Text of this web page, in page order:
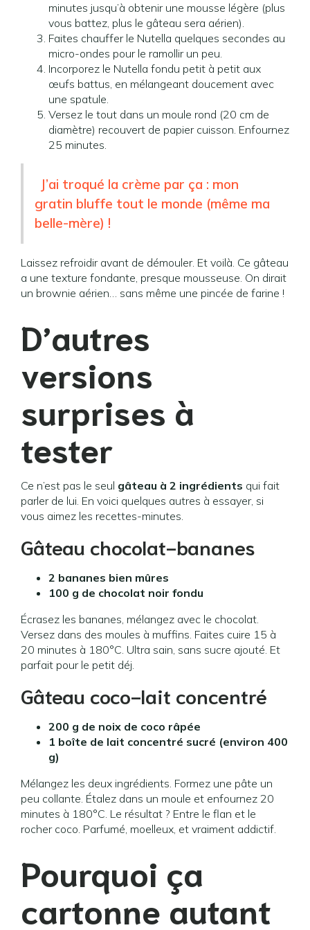
minutes jusqu’à obtenir une mousse légère (plus
vous battez, plus le gâteau sera aérien).
Faites chauffer le Nutella quelques secondes au
micro-ondes pour le ramollir un peu.
Incorporez le Nutella fondu petit à petit aux
œufs battus, en mélangeant doucement avec
une spatule.
Versez le tout dans un moule rond (20 cm de
diamètre) recouvert de papier cuisson. Enfournez
25 minutes.
J’ai troqué la crème par ça : mon
gratin bluffe tout le monde (même ma
belle-mère) !
Laissez refroidir avant de démouler. Et voilà. Ce gâteau
a une texture fondante, presque mousseuse. On dirait
un brownie aérien… sans même une pincée de farine !
D’autres
versions
surprises à
tester
Ce n’est pas le seul gâteau à 2 ingrédients qui fait
parler de lui. En voici quelques autres à essayer, si
vous aimez les recettes-minutes.
Gâteau chocolat-bananes
2 bananes bien mûres
100 g de chocolat noir fondu
Écrasez les bananes, mélangez avec le chocolat.
Versez dans des moules à muffins. Faites cuire 15 à
20 minutes à 180°C. Ultra sain, sans sucre ajouté. Et
parfait pour le petit déj.
Gâteau coco-lait concentré
200 g de noix de coco râpée
1 boîte de lait concentré sucré (environ 400
g)
Mélangez les deux ingrédients. Formez une pâte un
peu collante. Étalez dans un moule et enfournez 20
minutes à 180°C. Le résultat ? Entre le flan et le
rocher coco. Parfumé, moelleux, et vraiment addictif.
Pourquoi ça
cartonne autant